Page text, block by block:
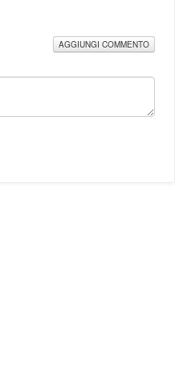
AGGIUNGI COMMENTO